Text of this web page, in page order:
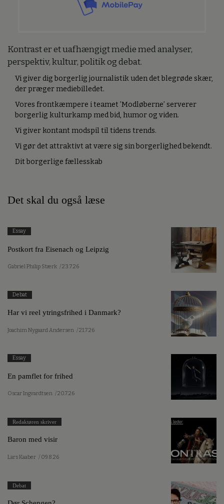
Kontrast er et uafhængigt medie med analyser,
perspektiv, kultur, politik og debat.
Vi giver dig borgerlig journalistik uden det blegrøde skær,
der præger mediebilledet.
Vores frontkæmpere i teamet ’Modløberne’ serverer
borgerlig kulturkamp med bid, humor og viden.
Vi giver kontant modspil til tidens trends.
Vi gør det attraktivt at være sig sin borgerlighed bekendt.
Dit borgerlige fællesskab
Det skal du også læse
Essay
Postkort fra Eisenach og Leipzig
Gabriel Philip Stærk / 23.7.26
Debat
Har vi reel ytringsfrihed i Danmark?
Joachim Nygaard Andersen / 21.7.26
Essay
En pamflet for frihed
Oscar Ingvardtsen / 20.7.26
Redaktøren skriver
Baron med visir
Lars Kaaber / 09.8.26
Debat